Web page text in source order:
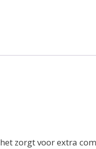
zorgt voor extra